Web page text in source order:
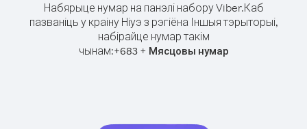
Набярыце нумар на панэлі набору Viber.Каб
пазваніць у краіну Ніуэ з рэгіёна Іншыя тэрыторыі,
набірайце нумар такім
чынам:+683+ Мясцовы нумар